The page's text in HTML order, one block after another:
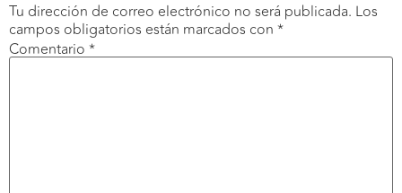
Tu dirección de correo electrónico no será publicada. Los
campos obligatorios están marcados con *
Comentario *